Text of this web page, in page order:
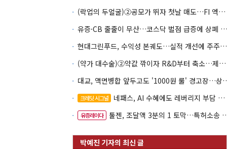
(락업의 두얼굴)②공모가 뛰자 첫날 매도…FI 엑시트 전략 갈렸다
유증·CB 줄줄이 무산…코스닥 벌점 급증에 상폐 압박
현대그린푸드, 수익성 본궤도…실적 개선에 주주환원까지
(약가 대수술)②약값 깎이자 R&D부터 축소…제약업계 비상경영 돌입
대교, 액면병합 앞두고
크레딧 시그널 네패스, AI 수혜에도 레버리지 부담 여전
유증레이다 툴젠, 조달액 3분의 1 토막…특허소송 비용부터 챙긴다